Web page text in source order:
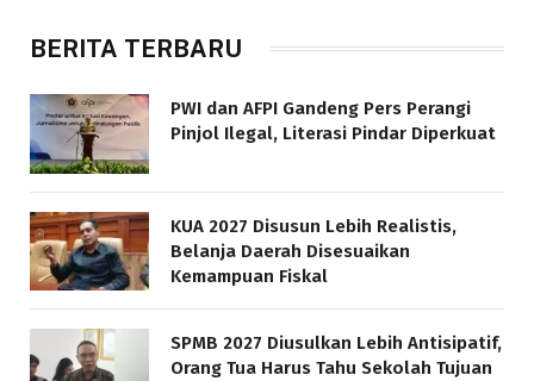
BERITA TERBARU
PWI dan AFPI Gandeng Pers Perangi
Pinjol Ilegal, Literasi Pindar Diperkuat
KUA 2027 Disusun Lebih Realistis,
Belanja Daerah Disesuaikan
Kemampuan Fiskal
SPMB 2027 Diusulkan Lebih Antisipatif,
Orang Tua Harus Tahu Sekolah Tujuan